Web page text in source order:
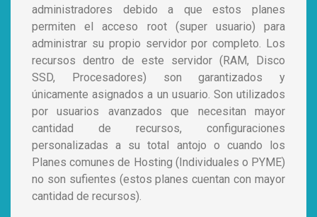
administradores debido a que estos planes
permiten el acceso root (super usuario) para
administrar su propio servidor por completo. Los
recursos dentro de este servidor (RAM, Disco
SSD, Procesadores) son garantizados y
únicamente asignados a un usuario. Son utilizados
por usuarios avanzados que necesitan mayor
cantidad de recursos, configuraciones
personalizadas a su total antojo o cuando los
Planes comunes de Hosting (Individuales o PYME)
no son sufientes (estos planes cuentan con mayor
cantidad de recursos).